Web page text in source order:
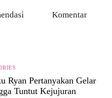
Komentar
Ryan Pertanyakan Gelar
Tuntut Kejujuran